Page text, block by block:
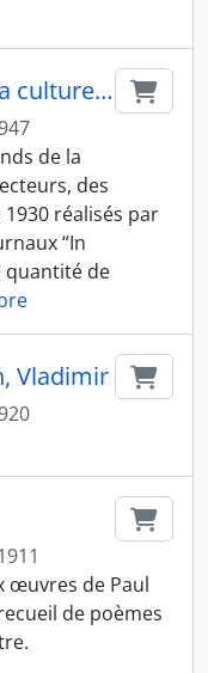
Fonds documentaire lié à la culture de la construction (ingénierie, machinerie, physique, chimie, médecine)
de la
des
réalisés par
“In
quantité de
Vladimir
œuvres de Paul
de poèmes